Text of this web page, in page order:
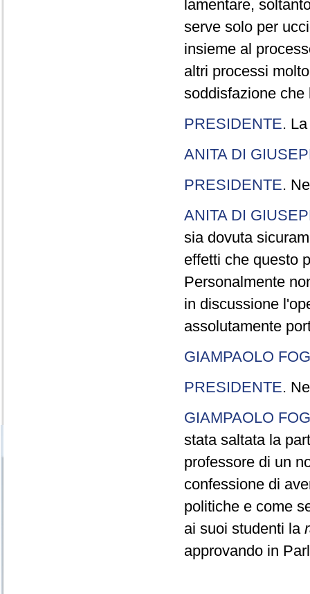
lamentare,
serve solo per
insieme al
altri processi
soddisfazione che
PRESIDENTE.
ANITA DI
PRESIDENTE.
ANITA DI
sia dovuta
effetti che questo
Personalmente
in discussione
assolutamente
GIAMPAOLO
PRESIDENTE.
GIAMPAOLO
stata saltata la
professore di un
confessione di
politiche e come
ai suoi studenti la
approvando in